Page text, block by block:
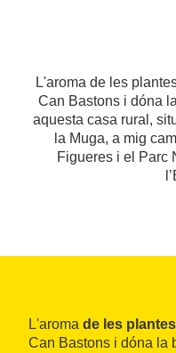
L'aroma de les
Can Bastons i dóna
aquesta casa rural,
la Muga, a mig
Figueres i el Parc
L'aroma de les
Can Bastons i dóna la